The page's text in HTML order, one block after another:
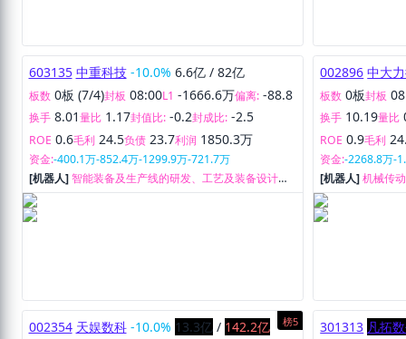
医院、城市轨道交通及数据中心等业务场景的全面信息
放”为核心特征，支持多租户SaaS化服务和私有化部署
方式，具备从设备到平台的全栈接入能力、从全局到节
力，支持集成与被集成，为第三方合作伙伴业务应用提
供赋能。 达实智慧空间物联网应用系统，包含EMC007
中央空调节能控制系统、C3-IoT物联网身份识别与管控
系统、物联网空间场景控制系统、智慧停车管理系统、
精益手术室智慧管理系统、智慧地铁环境与设备监控系
统、轨道交通自动售检票系统、数据中心精准能效控制
及管理系统等。 达实智慧空间整体解决方案公司基于自
603135 中重科技 -10.0% 6.6亿 / 82亿
板数 0板 (7/4)封板 08:00L1 -1666.6万偏离: -88.8
换手 8.01量比 1.17封值比: -0.2封成比: -2.5
ROE 0.6毛利 24.5负债 23.7利润 1850.3万
资金:-400.1万-852.4万-1299.9万-721.7万
[机器人]智能装备及生产线的研发、工艺及装备设计、
生产制造、技术服务及销售。
002896 中大
板数 0板封板
换手 10.19量比
ROE 0.9毛利
资金:-2268.8万-
[机器人]机械传
生产、销售和服
榜5
002354 天娱数科 -10.0% 13.3亿 / 142.2亿 301313 凡拓